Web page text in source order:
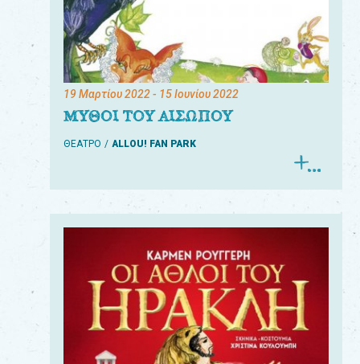
19 Μαρτίου 2022- 15 Ιουνίου 2022
ΜΥΘΟΙ ΤΟΥ ΑΙΣΩΠΟΥ
ΘΕΑΤΡΟ ALLOU! FAN PARK